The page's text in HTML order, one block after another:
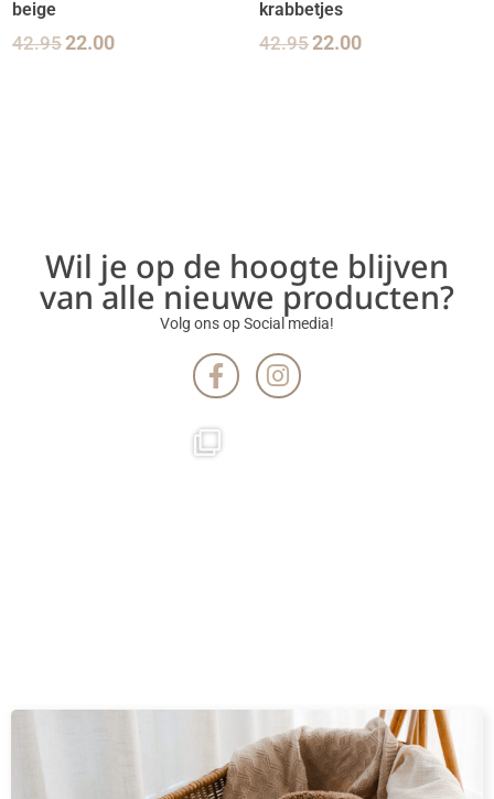
beige
42.9522.00
krabbetjes
42.9522.00
Wil je op de hoogte blijven
van alle nieuwe producten?
Volg ons op Social media!